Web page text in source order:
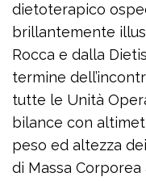
dietoterapico
brillantemente
Rocca e dalla
termine
tutte le Unità
bilance con
peso ed altezza
di Massa